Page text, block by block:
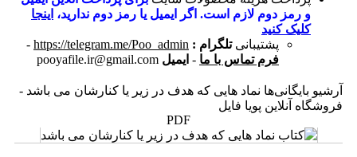
و رمز دوم لازم است. اگر ایمیل یا رمز دوم ندارید، اینجا
کلیک کنید
پشتیبانی تلگرام : https://telegram.me/Poo_admin
-
فرم تماس با ما - ایمیل pooyafile.ir@gmail.com
آرشیو بایگانی‌ها نماد هایی که هدف در زیر یا کنارشان می باشد -
فروشگاه آنلاین پویا فایل
PDF